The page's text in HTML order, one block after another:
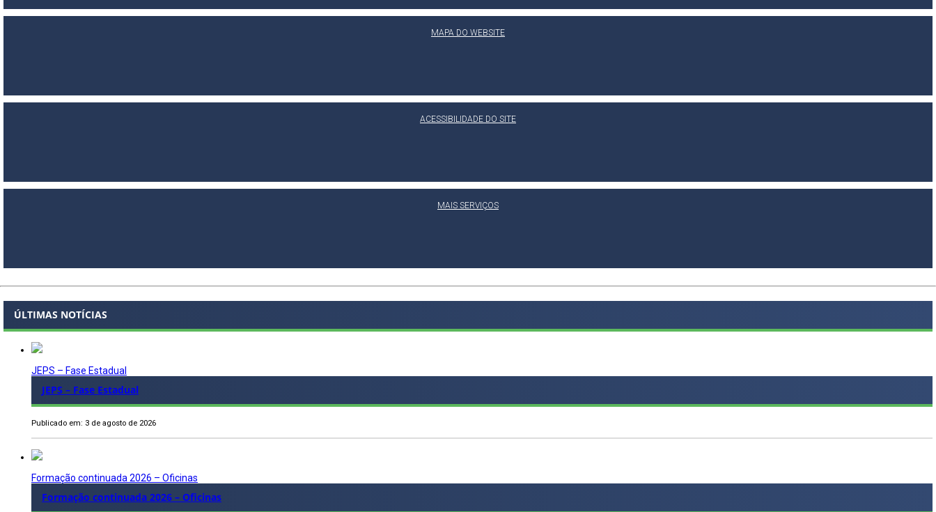
MAPA DO WEBSITE
ACESSIBILIDADE DO SITE
MAIS SERVIÇOS
ÚLTIMAS NOTÍCIAS
JEPS – Fase Estadual
JEPS – Fase Estadual
Publicado em: 3 de agosto de 2026
Formação continuada 2026 – Oficinas
Formação continuada 2026 – Oficinas